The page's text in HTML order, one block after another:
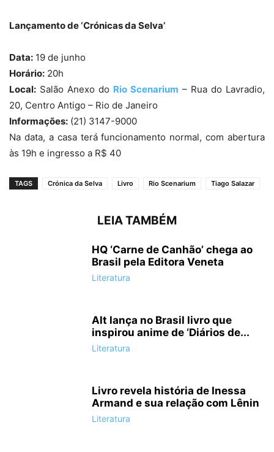
Lançamento de ‘Crónicas da Selva’
Data: 19 de junho
Horário: 20h
Local: Salão Anexo do Rio Scenarium – Rua do Lavradio,
20, Centro Antigo – Rio de Janeiro
Informações: (21) 3147-9000
Na data, a casa terá funcionamento normal, com abertura
às 19h e ingresso a R$ 40
TAGS Crónica da Selva Livro Rio Scenarium Tiago Salazar
LEIA TAMBÉM
HQ ‘Carne de Canhão’ chega ao
Brasil pela Editora Veneta
Literatura
Alt lança no Brasil livro que
inspirou anime de ‘Diários de...
Literatura
Livro revela história de Inessa
Armand e sua relação com Lênin
Literatura